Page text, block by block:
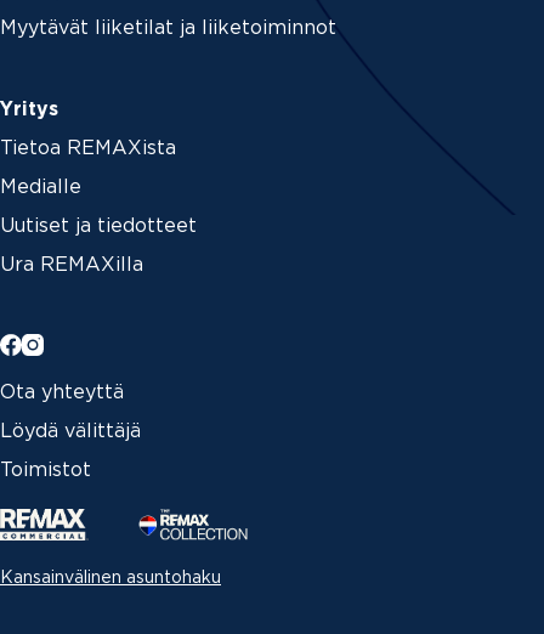
Myytävät liiketilat ja liiketoiminnot
Yritys
Tietoa REMAXista
Medialle
Uutiset ja tiedotteet
Ura REMAXilla
Ota yhteyttä
Löydä välittäjä
Toimistot
Kansainvälinen asuntohaku